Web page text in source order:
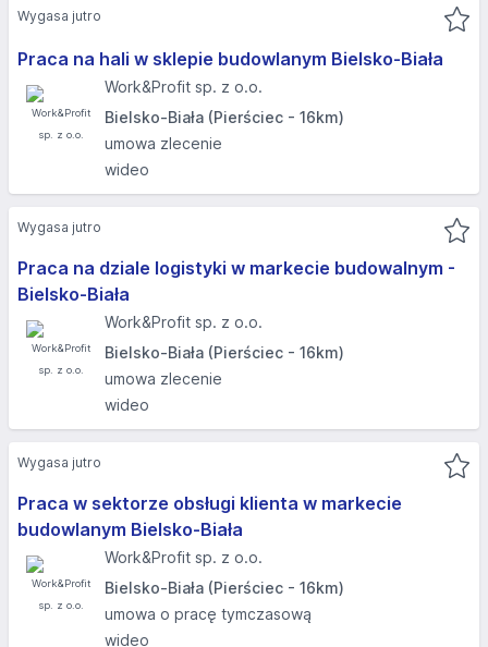
Praca na hali w sklepie budowlanym Bielsko-Biała
Work&Profit sp. z o.o.
Bielsko-Biała (Pierściec - 16km)
umowa zlecenie
wideo
Wygasa jutro
Praca na dziale logistyki w markecie budowalnym -
Bielsko-Biała
Work&Profit sp. z o.o.
Bielsko-Biała (Pierściec - 16km)
umowa zlecenie
wideo
Wygasa jutro
Praca w sektorze obsługi klienta w markecie
budowlanym Bielsko-Biała
Work&Profit sp. z o.o.
Bielsko-Biała (Pierściec - 16km)
umowa o pracę tymczasową
wideo
Wygasa jutro